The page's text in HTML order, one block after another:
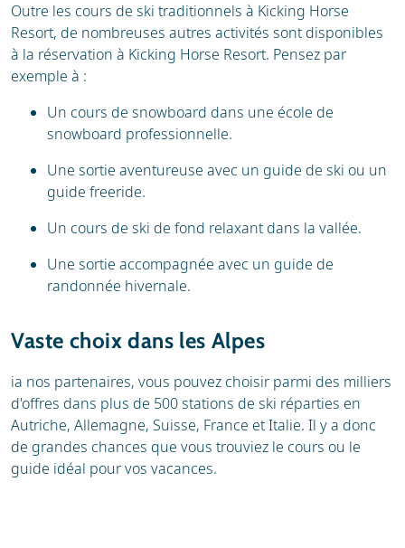
Outre les cours de ski traditionnels à Kicking Horse
Resort, de nombreuses autres activités sont disponibles
à la réservation à Kicking Horse Resort. Pensez par
exemple à :
Un cours de snowboard dans une école de
snowboard professionnelle.
Une sortie aventureuse avec un guide de ski ou un
guide freeride.
Un cours de ski de fond relaxant dans la vallée.
Une sortie accompagnée avec un guide de
randonnée hivernale.
Vaste choix dans les Alpes
ia nos partenaires, vous pouvez choisir parmi des milliers
d'offres dans plus de 500 stations de ski réparties en
Autriche, Allemagne, Suisse, France et Italie. Il y a donc
de grandes chances que vous trouviez le cours ou le
guide idéal pour vos vacances.